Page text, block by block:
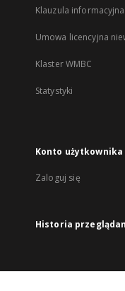
Klauzula
Umowa licencyjna
Klaster WMBC
Statystyki
Konto użytkownika
Zaloguj się
Historia